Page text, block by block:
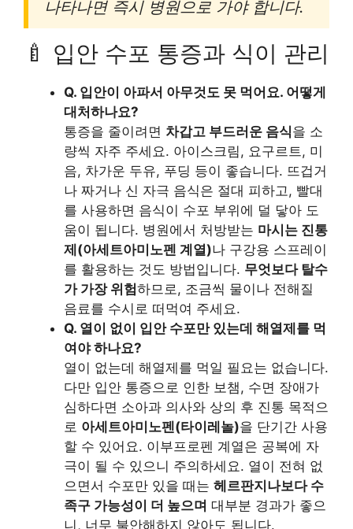
나타나면 즉시 병원으로 가야 합니다.
🍼 입안 수포 통증과 식이 관리
Q. 입안이 아파서 아무것도 못 먹어요. 어떻게
대처하나요?
통증을 줄이려면 차갑고 부드러운 음식을 소
량씩 자주 주세요. 아이스크림, 요구르트, 미
음, 차가운 두유, 푸딩 등이 좋습니다. 뜨겁거
나 짜거나 신 자극 음식은 절대 피하고, 빨대
를 사용하면 음식이 수포 부위에 덜 닿아 도
움이 됩니다. 병원에서 처방받는 마시는 진통
제(아세트아미노펜 계열)나 구강용 스프레이
를 활용하는 것도 방법입니다. 무엇보다 탈수
가 가장 위험하므로, 조금씩 물이나 전해질
음료를 수시로 떠먹여 주세요.
Q. 열이 없이 입안 수포만 있는데 해열제를 먹
여야 하나요?
열이 없는데 해열제를 먹일 필요는 없습니다.
다만 입안 통증으로 인한 보챔, 수면 장애가
심하다면 소아과 의사와 상의 후 진통 목적으
로 아세트아미노펜(타이레놀)을 단기간 사용
할 수 있어요. 이부프로펜 계열은 공복에 자
극이 될 수 있으니 주의하세요. 열이 전혀 없
으면서 수포만 있을 때는 헤르판지나보다 수
족구 가능성이 더 높으며 대부분 경과가 좋으
니, 너무 불안해하지 않아도 됩니다.